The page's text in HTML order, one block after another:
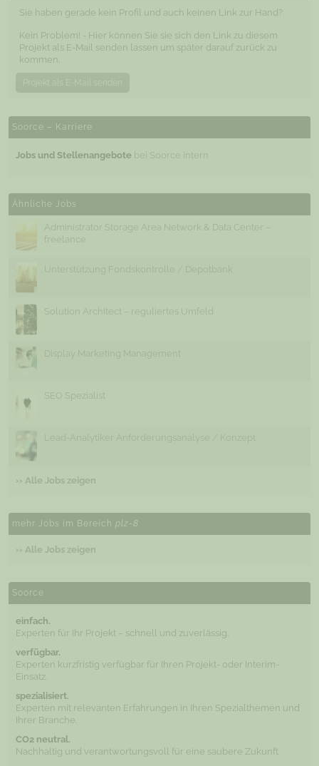
Sie haben gerade kein Profil und auch keinen Link zur Hand?
Kein Problem! - Hier können Sie sie sich den Link zu diesem
Projekt als E-Mail senden lassen um später darauf zurück zu
kommen.
Soorce – Karriere
Jobs und Stellenangebote bei Soorce intern
Ähnliche Jobs
Administrator Storage Area Network & Data Center –
freelance
Unterstützung Fondskontrolle / Depotbank
Solution Architect – reguliertes Umfeld
Display Marketing Management
SEO Spezialist
Lead-Analytiker Anforderungsanalyse / Konzept
›› Alle Jobs zeigen
mehr Jobs im Bereich plz-8
›› Alle Jobs zeigen
Soorce
einfach.
Experten für Ihr Projekt – schnell und zuverlässig.
verfügbar.
Experten kurzfristig verfügbar für Ihren Projekt- oder Interim-
Einsatz.
spezialisiert.
Experten mit relevanten Erfahrungen in Ihren Spezialthemen und
Ihrer Branche.
CO2 neutral.
Nachhaltig und verantwortungsvoll für eine saubere Zukunft